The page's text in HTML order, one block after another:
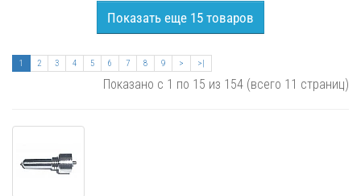
Показать еще 15 товаров
1 2 3 4 5 6 7 8 9 > >|
Показано с 1 по 15 из 154 (всего 11 страниц)